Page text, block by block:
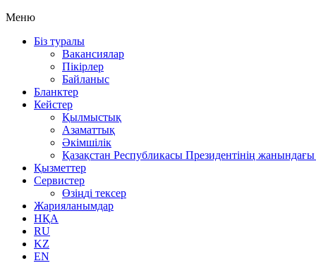
Меню
Біз туралы
Вакансиялар
Пікірлер
Байланыс
Бланктер
Кейстер
Қылмыстық
Азаматтық
Әкімшілік
Қазақстан Республикасы Президентінің
Қызметтер
Сервистер
Өзіңді тексер
Жарияланымдар
НҚА
RU
KZ
EN